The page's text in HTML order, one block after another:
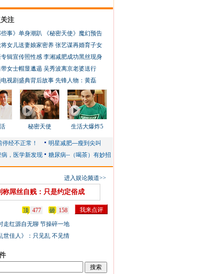
注
些事》单身潮趴
《秘密天使》魔幻预告
女儿送妻娘家密养 张艺谋再婚育子女
辑宣传照性感 李湘减肥成功黑丝现身
女士帽显邋遢 吴秀波离京老婆送行
视剧盛典背后故事 先锋人物：黄磊
秘密天使 生活大爆炸5
进入娱论频道>>
称屌丝自贱：只是约定俗成
顶 477 砸
158
走红源自无聊 节操碎一地
世佳人》：只见乱 不见情